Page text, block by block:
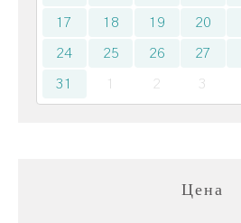
17 18 19 20
24 25 26 27
31 1 2 3
Цена